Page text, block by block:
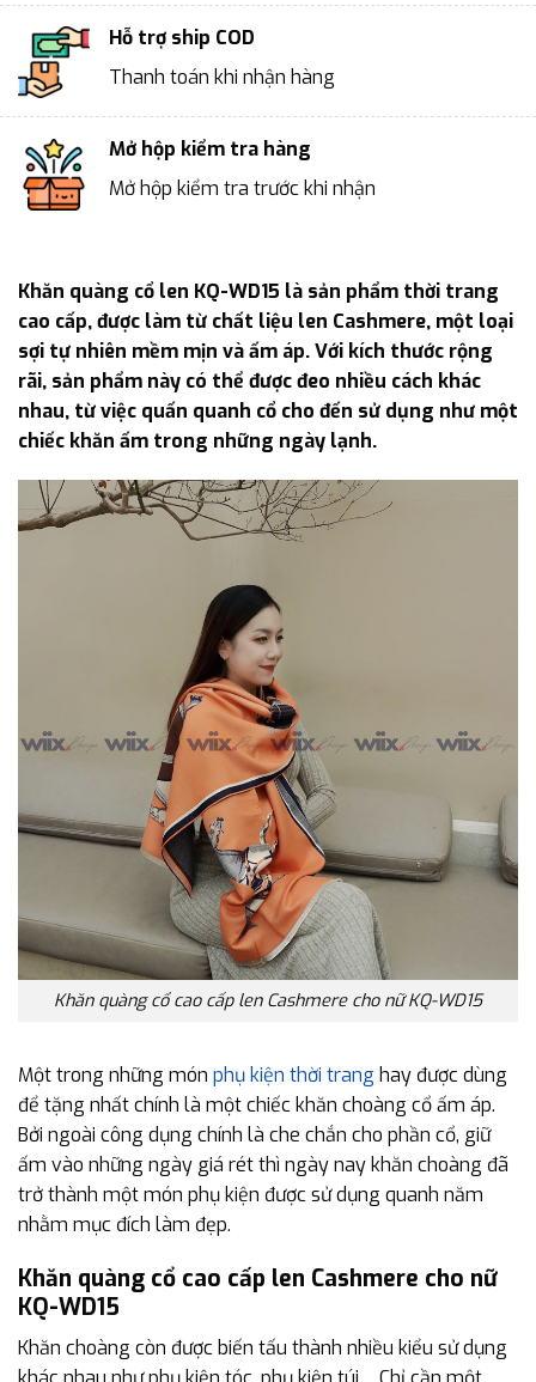
Hỗ trợ ship COD
Thanh toán khi nhận hàng
Mở hộp kiểm tra hàng
Mở hộp kiểm tra trước khi nhận
Khăn quàng cổ len KQ-WD15 là sản phẩm thời trang
cao cấp, được làm từ chất liệu len Cashmere, một loại
sợi tự nhiên mềm mịn và ấm áp. Với kích thước rộng
rãi, sản phẩm này có thể được đeo nhiều cách khác
nhau, từ việc quấn quanh cổ cho đến sử dụng như một
chiếc khăn ấm trong những ngày lạnh.
Khăn quàng cổ cao cấp len Cashmere cho nữ KQ-WD15
Một trong những món phụ kiện thời trang hay được dùng
để tặng nhất chính là một chiếc khăn choàng cổ ấm áp.
Bởi ngoài công dụng chính là che chắn cho phần cổ, giữ
ấm vào những ngày giá rét thì ngày nay khăn choàng đã
trở thành một món phụ kiện được sử dụng quanh năm
nhằm mục đích làm đẹp.
Khăn quàng cổ cao cấp len Cashmere cho nữ
KQ-WD15
Khăn choàng còn được biến tấu thành nhiều kiểu sử dụng